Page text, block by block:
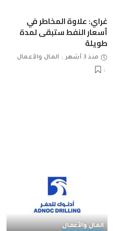
غراي: علاوة المخاطر في
أسعار النفط ستبقى لمدة
طويلة
منذ 3 أشهر المال والأعمال
المال والأعمال